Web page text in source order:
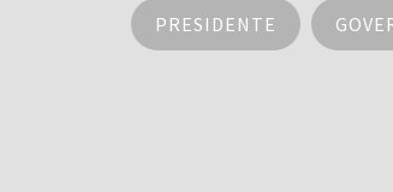
PRESIDENTE